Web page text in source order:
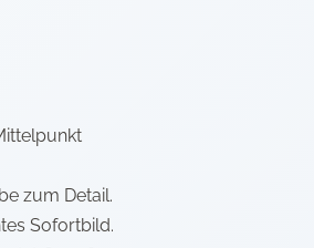
zum Detail.
Sofortbild.